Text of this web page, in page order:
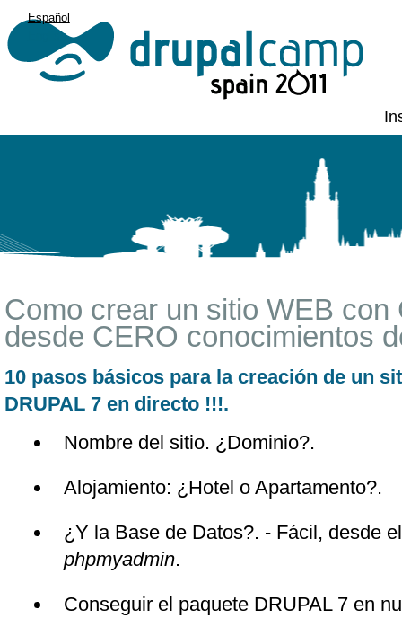
Español
English
Como crear un sitio WEB con
desde CERO conocimientos
10 pasos básicos para la creación de un
DRUPAL 7 en directo !!!.
Nombre del sitio. ¿Dominio?.
Alojamiento: ¿Hotel o Apartamento?.
¿Y la Base de Datos?. - Fácil, desde
phpmyadmin.
Conseguir el paquete DRUPAL 7 en